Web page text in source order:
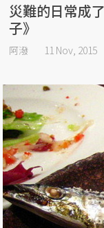
災難的日常成
子》
阿潑 11 Nov, 2015